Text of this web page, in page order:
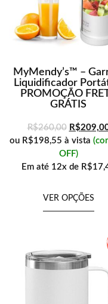
MyMendy’s™ –
Liquidificador
PROMOÇÃO
GRÁTIS
R$260,00 R$
ou R$198,55 à vista
OFF)
Em até 12x de
VER OPÇÕES